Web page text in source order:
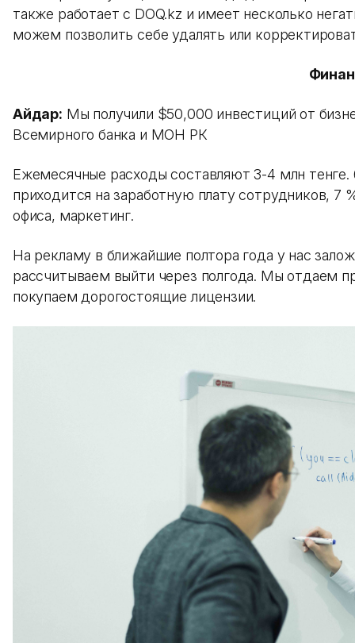
также работает с DOQ.kz и имеет несколько
можем позволить себе удалять или
Айдар: Мы получили $50,000 инвестиций от
Всемирного банка и МОН РК
Ежемесячные расходы составляют 3-4 млн
приходится на заработную плату сотрудников, 7
офиса, маркетинг.
На рекламу в ближайшие полтора года у нас
рассчитываем выйти через полгода. Мы отдаем
покупаем дорогостоящие лицензии.